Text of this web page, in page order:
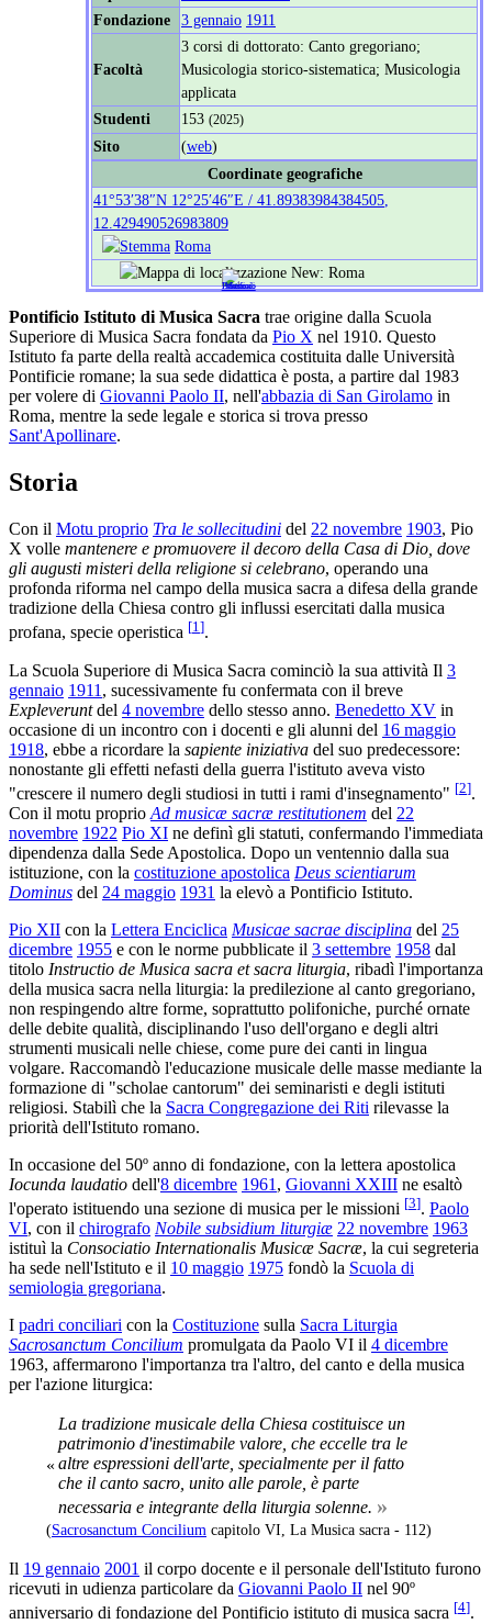
Fondazione
3 gennaio 1911
Facoltà
3 corsi di dottorato: Canto gregoriano;
Musicologia storico-sistematica; Musicologia
applicata
Studenti
153 (2025)
Sito (web)
Coordinate geografiche
41°53′38″N 12°25′46″E / 41.89383984384505,
12.429490526983809
Roma
Pontificio Istituto di Musica Sacra trae origine dalla Scuola
Superiore di Musica Sacra fondata da Pio X nel 1910. Questo
Istituto fa parte della realtà accademica costituita dalle Università
Pontificie romane; la sua sede didattica è posta, a partire dal 1983
per volere di Giovanni Paolo II, nell'abbazia di San Girolamo in
Roma, mentre la sede legale e storica si trova presso
Sant'Apollinare.
Storia
Con il Motu proprio Tra le sollecitudini del 22 novembre 1903, Pio
X volle mantenere e promuovere il decoro della Casa di Dio, dove
gli augusti misteri della religione si celebrano, operando una
profonda riforma nel campo della musica sacra a difesa della grande
tradizione della Chiesa contro gli influssi esercitati dalla musica
profana, specie operistica [1].
La Scuola Superiore di Musica Sacra cominciò la sua attività Il 3
gennaio 1911 , sucessivamente fu confermata con il breve
Expleveruntdel 4 novembre dello stesso anno. Benedetto XV in
occasione di un incontro con i docenti e gli alunni del 16 maggio
1918, ebbe a ricordare la sapiente iniziativa del suo predecessore:
nonostante gli effetti nefasti della guerra l'istituto aveva visto
"crescere il numero degli studiosi in tutti i rami d'insegnamento" [2].
Con il motu proprio Ad musicæ sacræ restitutionem del 22
novembre 1922 Pio XI ne definì gli statuti, confermando l'immediata
dipendenza dalla Sede Apostolica. Dopo un ventennio dalla sua
istituzione, con la costituzione apostolica Deus scientiarum
Dominus del 24 maggio 1931 la elevò a Pontificio Istituto.
Pio XII con la Lettera Enciclica Musicae sacrae disciplina del 25
dicembre 1955 e con le norme pubblicate il 3 settembre 1958 dal
titolo Instructio de Musica sacra et sacra liturgia, ribadì l'importanza
della musica sacra nella liturgia: la predilezione al canto gregoriano,
non respingendo altre forme, soprattutto polifoniche, purché ornate
delle debite qualità, disciplinando l'uso dell'organo e degli altri
strumenti musicali nelle chiese, come pure dei canti in lingua
volgare. Raccomandò l'educazione musicale delle masse mediante la
formazione di "scholae cantorum" dei seminaristi e degli istituti
religiosi. Stabilì che la Sacra Congregazione dei Riti rilevasse la
priorità dell'Istituto romano.
In occasione del 50º anno di fondazione, con la lettera apostolica
Iocunda laudatio dell'8 dicembre 1961 , Giovanni XXIII ne esaltò
l'operato istituendo una sezione di musica per le missioni [3]. Paolo
VI, con il chirografo Nobile subsidium liturgiæ 22 novembre 1963
istituì la Consociatio Internationalis Musicæ Sacræ, la cui segreteria
ha sede nell'Istituto e il 10 maggio 1975 fondò la Scuola di
semiologia gregoriana.
I padri conciliari con la Costituzione sulla Sacra Liturgia
Sacrosanctum Concilium promulgata da Paolo VI il 4 dicembre
1963, affermarono l'importanza tra l'altro, del canto e della musica
per l'azione liturgica:
«
La tradizione musicale della Chiesa costituisce un
patrimonio d'inestimabile valore, che eccelle tra le
altre espressioni dell'arte, specialmente per il fatto
che il canto sacro, unito alle parole, è parte
necessaria e integrante della liturgia solenne. »
(Sacrosanctum Concilium capitolo VI, La Musica sacra - 112)
Il 19 gennaio 2001 il corpo docente e il personale dell'Istituto furono
ricevuti in udienza particolare da Giovanni Paolo II nel 90º
anniversario di fondazione del Pontificio istituto di musica sacra [4].